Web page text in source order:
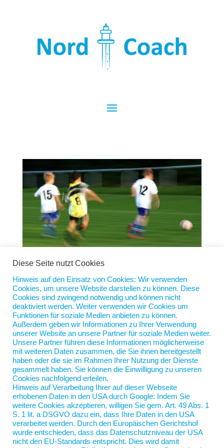
Was Fachkräfte und Fußballer eint
vonJan Scherping|18. Juni 2024|Diese Woche
Wir beginnen heute natürlich mit dem Fußball. „Lars
ist ein guter, aber kein überragender Techniker. Er
schießt oft wichtige Tore, ist aber kein richtiger
Torjäger. Er ist ein bisschen Stürmer. Ein bisschen
Mittelfeld. Er ist schnell genug, aber nicht
besonders...
Diese Seite nutzt Cookies
Hinweis auf den Einsatz von Cookies: Wir verwenden
Cookies, um unsere Website darstellen zu können. Diese
Cookies sind zwingend notwendig und können nicht
deaktiviert werden. Weiter verwenden wir Cookies um
Funktionen für soziale Medien anbieten zu können.
Außerdem geben wir Informationen zu Ihrer Verwendung
unserer Website an unsere Partner für soziale Medien weiter.
Unsere Partner führen diese Informationen möglicherweise
mit weiteren Daten zusammen, die Sie ihnen bereitgestellt
haben oder die sie im Rahmen Ihrer Nutzung der Dienste
gesammelt haben. Sie können die Einwilligung zu unseren
Cookies nachfolgend erteilen.
Hinweis auf Verarbeitung Ihrer auf dieser Webseite
erhobenen Daten in den USA durch Google: Indem Sie
weitere Cookies akzeptieren, willigen Sie gem. Art. 49 Abs. 1
S. 1 lit. a DSGVO dazu ein, dass Ihre Daten in den USA
verarbeitet werden. Durch den Europäischen Gerichtshof
wurde entschieden, dass das Datenschutzniveau der USA
nicht den EU-Standards entspricht. Dies wird damit